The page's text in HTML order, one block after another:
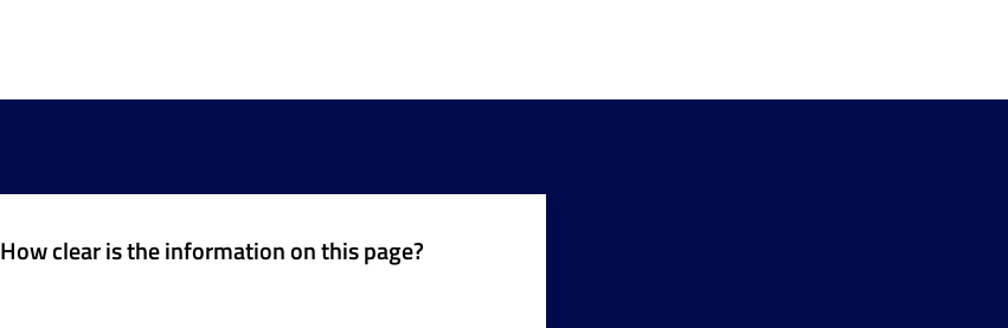
How clear is the information on this page?